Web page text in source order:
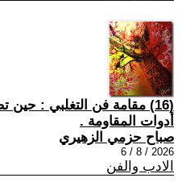
(16) مقامة فن التغلبي : حين
أدوات المقاومة .
صباح حزمي الزهيري
2026 / 8 / 6
الادب والفن